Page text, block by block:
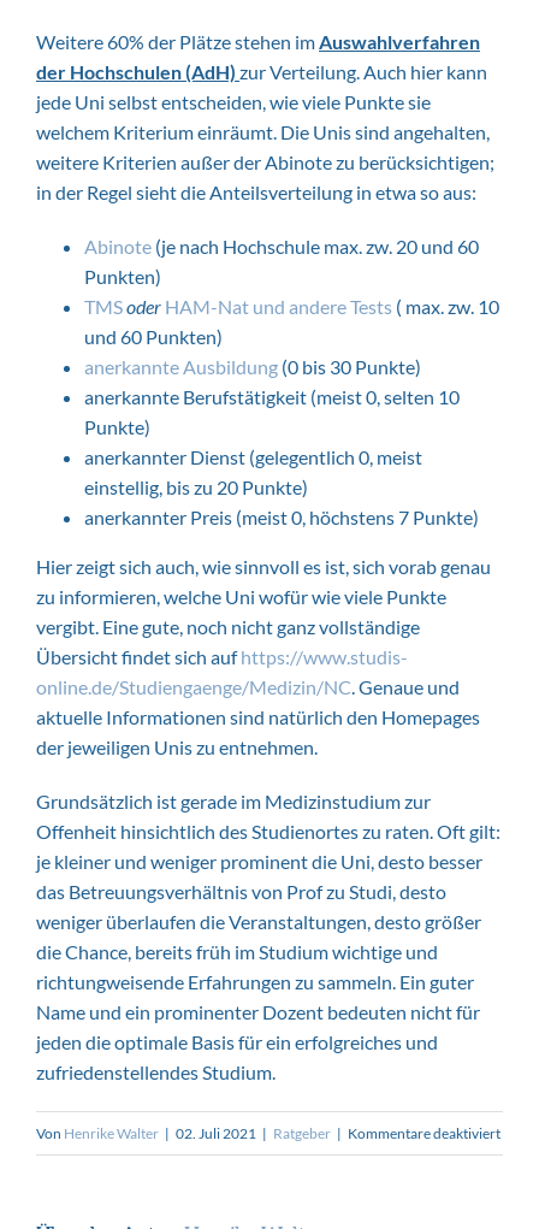
Weitere 60% der Plätze stehen imAuswahlverfahren
der Hochschulen (AdH) zur Verteilung. Auch hier kann
jede Uni selbst entscheiden, wie viele Punkte sie
welchem Kriterium einräumt. Die Unis sind angehalten,
weitere Kriterien außer der Abinote zu berücksichtigen;
in der Regel sieht die Anteilsverteilung in etwa so aus:
Abinote (je nach Hochschule max. zw. 20 und 60
Punkten)
TMSoder HAM-Nat und andere Tests ( max. zw. 10
und 60 Punkten)
anerkannte Ausbildung (0 bis 30 Punkte)
anerkannte Berufstätigkeit (meist 0, selten 10
Punkte)
anerkannter Dienst (gelegentlich 0, meist
einstellig, bis zu 20 Punkte)
anerkannter Preis (meist 0, höchstens 7 Punkte)
Hier zeigt sich auch, wie sinnvoll es ist, sich vorab genau
zu informieren, welche Uni wofür wie viele Punkte
vergibt. Eine gute, noch nicht ganz vollständige
Übersicht findet sich aufhttps://www.studis-
online.de/Studiengaenge/Medizin/NC. Genaue und
aktuelle Informationen sind natürlich den Homepages
der jeweiligen Unis zu entnehmen.
Grundsätzlich ist gerade im Medizinstudium zur
Offenheit hinsichtlich des Studienortes zu raten. Oft gilt:
je kleiner und weniger prominent die Uni, desto besser
das Betreuungsverhältnis von Prof zu Studi, desto
weniger überlaufen die Veranstaltungen, desto größer
die Chance, bereits früh im Studium wichtige und
richtungweisende Erfahrungen zu sammeln. Ein guter
Name und ein prominenter Dozent bedeuten nicht für
jeden die optimale Basis für ein erfolgreiches und
zufriedenstellendes Studium.
Von Henrike Walter | 02. Juli 2021 | Ratgeber | Kommentare deaktiviertfür